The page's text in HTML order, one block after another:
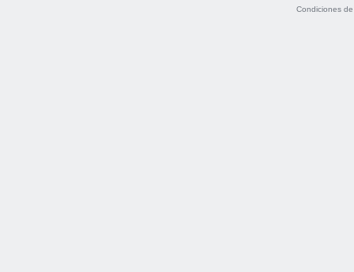
Condiciones